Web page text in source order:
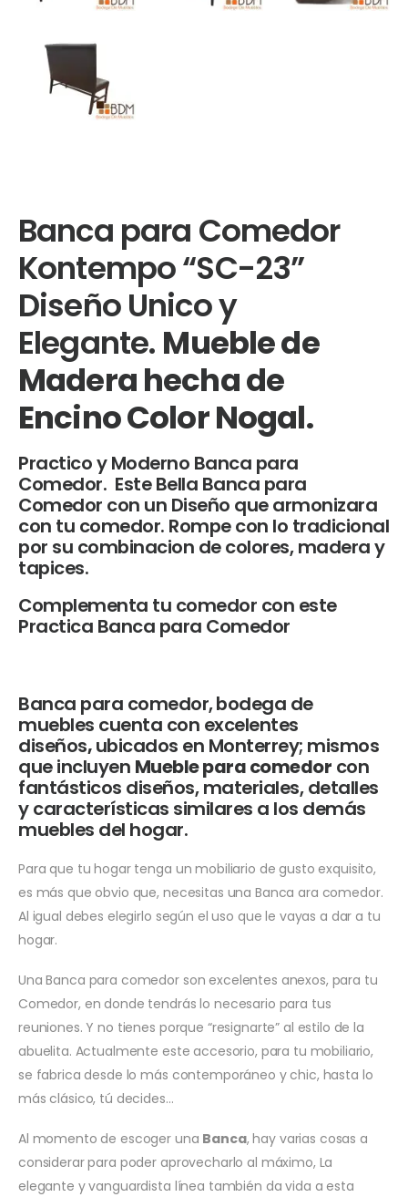
Banca para Comedor
Kontempo “SC-23”
Diseño Unico y
Elegante. Mueble de
Madera hecha de
Encino Color Nogal.
Practico y Moderno Banca para
Comedor. Este Bella Banca para
Comedor con un Diseño que armonizara
con tu comedor. Rompe con lo tradicional
por su combinacion de colores, madera y
tapices.
Complementa tu comedor con este
Practica Banca para Comedor
Banca para comedor,bodega de
muebles cuenta con excelentes
diseños,ubicados en Monterrey; mismos
que incluyen Mueble para comedor con
fantásticos diseños, materiales, detalles
y características similares a los demás
muebles del hogar.
Para que tu hogar tenga un mobiliario de gusto exquisito,
es más que obvio que, necesitas una Banca ara comedor.
Al igual debes elegirlo según el uso que le vayas a dar a tu
hogar.
Una Banca para comedor son excelentes anexos, para tu
Comedor, en donde tendrás lo necesario para tus
reuniones. Y no tienes porque “resignarte” al estilo de la
abuelita. Actualmente este accesorio, para tu mobiliario,
se fabrica desde lo más contemporáneo y chic, hasta lo
más clásico, tú decides…
Al momento de escoger una Banca, hay varias cosas a
considerar para poder aprovecharlo al máximo, La
elegante y vanguardista línea también da vida a esta